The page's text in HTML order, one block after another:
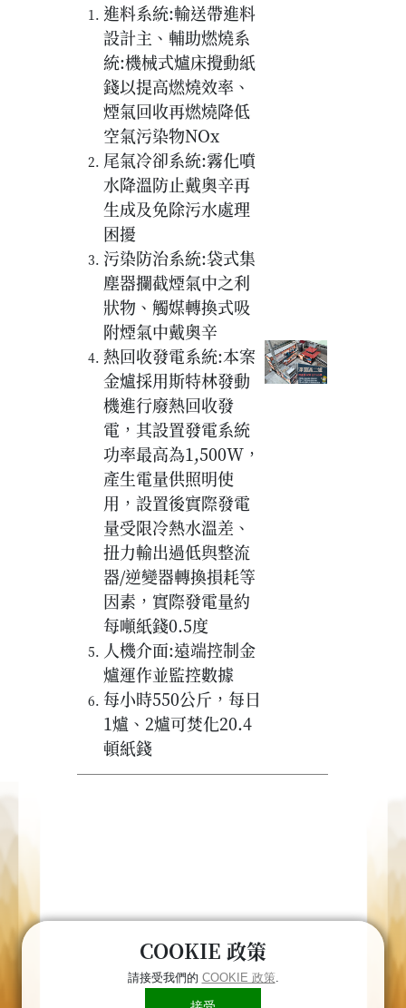
進料系統:輸送帶進料
設計主、輔助燃燒系
統:機械式爐床攪動紙
錢以提高燃燒效率、
煙氣回收再燃燒降低
空氣污染物NOx
尾氣冷卻系統:霧化噴
水降溫防止戴奧辛再
生成及免除污水處理
困擾
污染防治系統:袋式集
塵器攔截煙氣中之利
狀物、觸媒轉換式吸
附煙氣中戴奧辛
熱回收發電系統:本案
金爐採用斯特林發動
機進行廢熱回收發
電，其設置發電系統
功率最高為1,500W，
產生電量供照明使
用，設置後實際發電
量受限冷熱水溫差、
扭力輸出過低與整流
器/逆變器轉換損耗等
因素，實際發電量約
每噸紙錢0.5度
人機介面:遠端控制金
爐運作並監控數據
每小時550公斤，每日
1爐、2爐可焚化20.4
頓紙錢
COOKIE 政策
請接受我們的 COOKIE 政策.